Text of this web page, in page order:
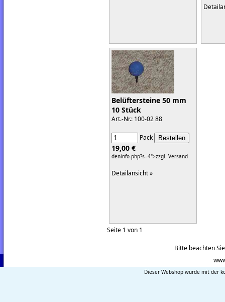
Belüftersteine 50 mm
10 Stück
Art.-Nr.: 100-02 88
Pack
19,00 €
deninfo.php?s=4">zzgl. Versand
Detailansicht »
Seite 1 von 1
Bitte beachten
Dieser Webshop wurde mit der